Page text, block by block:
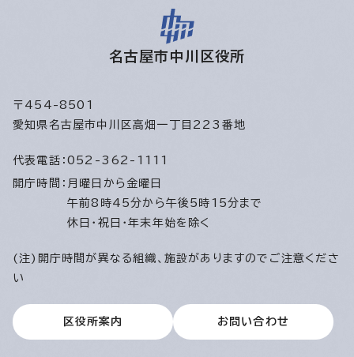
名古屋市中川区役所
〒454-8501
愛知県名古屋市中川区高畑一丁目223番地
代表電話： 052-362-1111
開庁時間： 月曜日から金曜日
午前8時45分から午後5時15分まで
休日・祝日・年末年始を除く
(注)開庁時間が異なる組織、施設がありますのでご注意くださ
い
区役所案内 お問い合わせ